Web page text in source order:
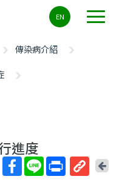
EN
傳染病介紹
進度
回